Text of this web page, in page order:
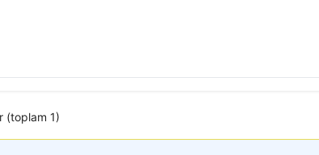
(toplam 1)